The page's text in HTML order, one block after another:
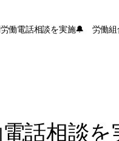
働電話相談を実施🔔 労働組
話相談